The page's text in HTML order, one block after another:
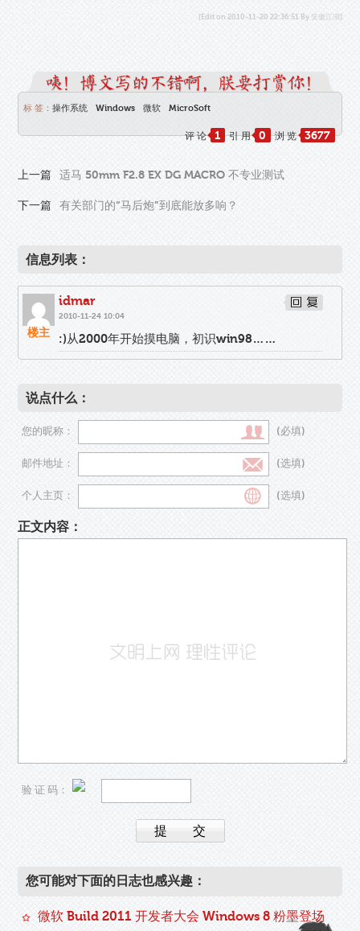
[Edit on 2010-11-20 22:36:51 By 笑傲江湖]
标 签：操作系统 Windows 微软 MicroSoft
评 论 1 引 用 0 浏 览 3677
上一篇 适马 50mm F2.8 EX DG MACRO 不专业测试
下一篇 有关部门的“马后炮”到底能放多响？
信息列表：
楼主
idmar
2010-11-24 10:04
:)从2000年开始摸电脑，初识win98……
说点什么：
您的昵称： (必填)
邮件地址： (选填)
个人主页： (选填)
正文内容：
验 证 码：
您可能对下面的日志也感兴趣：
微软 Build 2011 开发者大会 Windows 8 粉墨登场